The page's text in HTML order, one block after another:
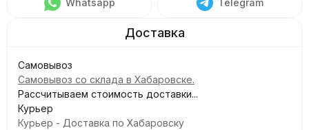
Самовывоз
Самовывоз со склада в Хабаровске.
Рассчитываем стоимость доставки...
Курьер
Курьер - Доставка по Хабаровску